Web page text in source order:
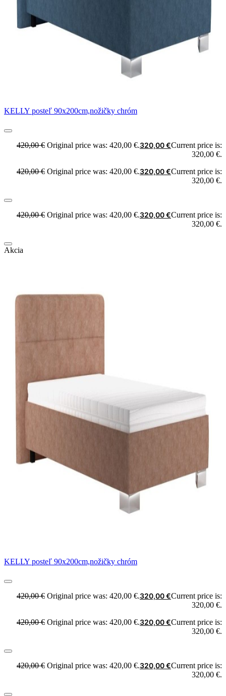
KELLY posteľ 90x200cm,nožičky chróm
420,00€ Original price was: 420,00 €.320,00€Current price is:
320,00 €.
420,00€ Original price was: 420,00 €.320,00€Current price is:
320,00 €.
420,00€ Original price was: 420,00 €.320,00€Current price is:
320,00 €.
Akcia
KELLY posteľ 90x200cm,nožičky chróm
420,00€ Original price was: 420,00 €.320,00€Current price is:
320,00 €.
420,00€ Original price was: 420,00 €.320,00€Current price is:
320,00 €.
420,00€ Original price was: 420,00 €.320,00€Current price is:
320,00 €.